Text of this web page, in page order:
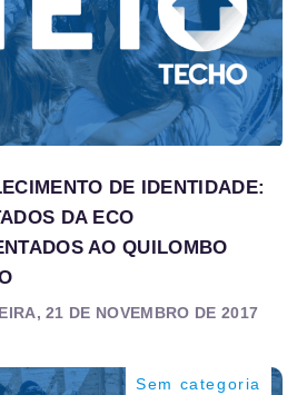
DE IDENTIDADE:
DA ECO
AO QUILOMBO
21 DE NOVEMBRO DE 2017
Sem categoria